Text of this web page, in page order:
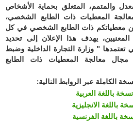
رقم 18-07 المعدل والمتمم، المتعلق بحماية الأشخاص
المعطيات ذات الطابع الشخصي،
معطياتكم ذات الطابع الشخصي في كل
يهدف هذا الإعلان إلى تحديد
تعتمدها " وزارة التجارة الداخلية وضبط
معالجة المعطيات ذات الطابع
الكاملة عبر الروابط النالية:
نسخة باللغة العربية
باللغة الانجليزية
باللغة الفرنسية